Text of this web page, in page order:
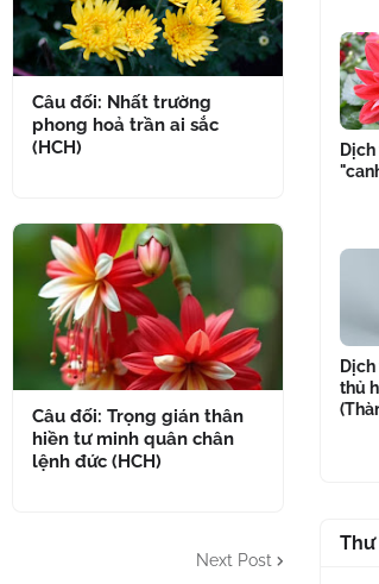
Câu đối: Nhất trường
phong hoả trần ai sắc
(HCH)
Câu đối: Trọng gián thân
hiền tư minh quân chân
lệnh đức (HCH)
Next Post
thủ